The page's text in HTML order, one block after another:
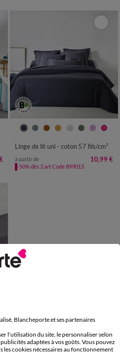
Linge de lit uni - coton 57 fils/cm²
à partir de 10,99 €
-50% dès 2 art Code 899013
- bonnet 32 cm
Blancheporte et ses partenaires
l'utilisation du site, le personnaliser selon
adaptées à vos goûts. Vous pouvez
les cookies nécessaires au fonctionnement